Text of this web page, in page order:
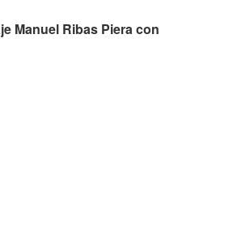
Manuel Ribas Piera con